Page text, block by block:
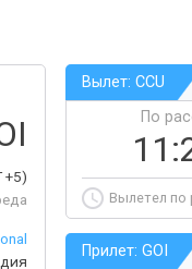
+5)
Вылет: CCU
По
Вылетел по
Прилет: GOI